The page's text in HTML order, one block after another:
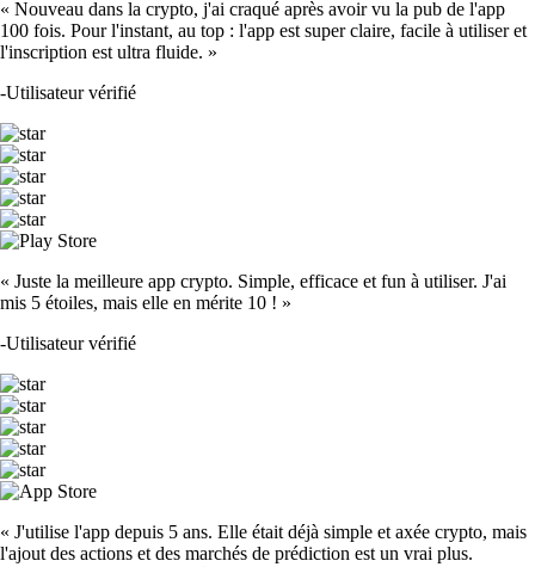
« Nouveau dans la crypto, j'ai craqué après avoir vu la pub de l'app
100 fois. Pour l'instant, au top : l'app est super claire, facile à utiliser et
l'inscription est ultra fluide. »
-Utilisateur vérifié
« Juste la meilleure app crypto. Simple, efficace et fun à utiliser. J'ai
mis 5 étoiles, mais elle en mérite 10 ! »
-Utilisateur vérifié
« J'utilise l'app depuis 5 ans. Elle était déjà simple et axée crypto, mais
l'ajout des actions et des marchés de prédiction est un vrai plus.